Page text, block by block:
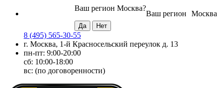
Москва
Ваш регион
Ваш регион Москва?
8 (495) 565-30-55
г. Москва, 1-й Красносельский переулок д. 13
пн-пт: 9:00-20:00
сб: 10:00-18:00
вс: (по договоренности)